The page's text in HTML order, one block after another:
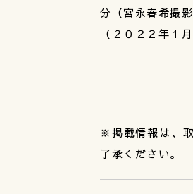
分（宮永春希撮影
（２０２２年１
※掲載情報は、
了承ください。